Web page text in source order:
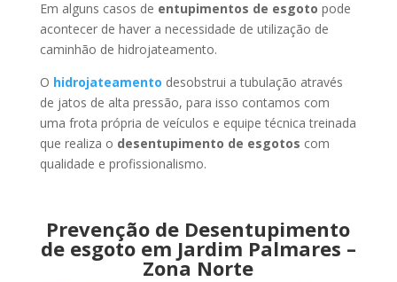
Em alguns casos de entupimentos de esgoto pode
acontecer de haver a necessidade de utilização de
caminhão de hidrojateamento.
O hidrojateamento desobstrui a tubulação através
de jatos de alta pressão, para isso contamos com
uma frota própria de veículos e equipe técnica treinada
que realiza o desentupimento de esgotos com
qualidade e profissionalismo.
Prevenção de Desentupimento
de esgoto em Jardim Palmares –
Zona Norte